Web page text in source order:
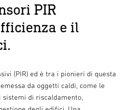
PIR
e il
(PIR) ed è tra i pionieri di questa
da oggetti caldi, come le
di riscaldamento,